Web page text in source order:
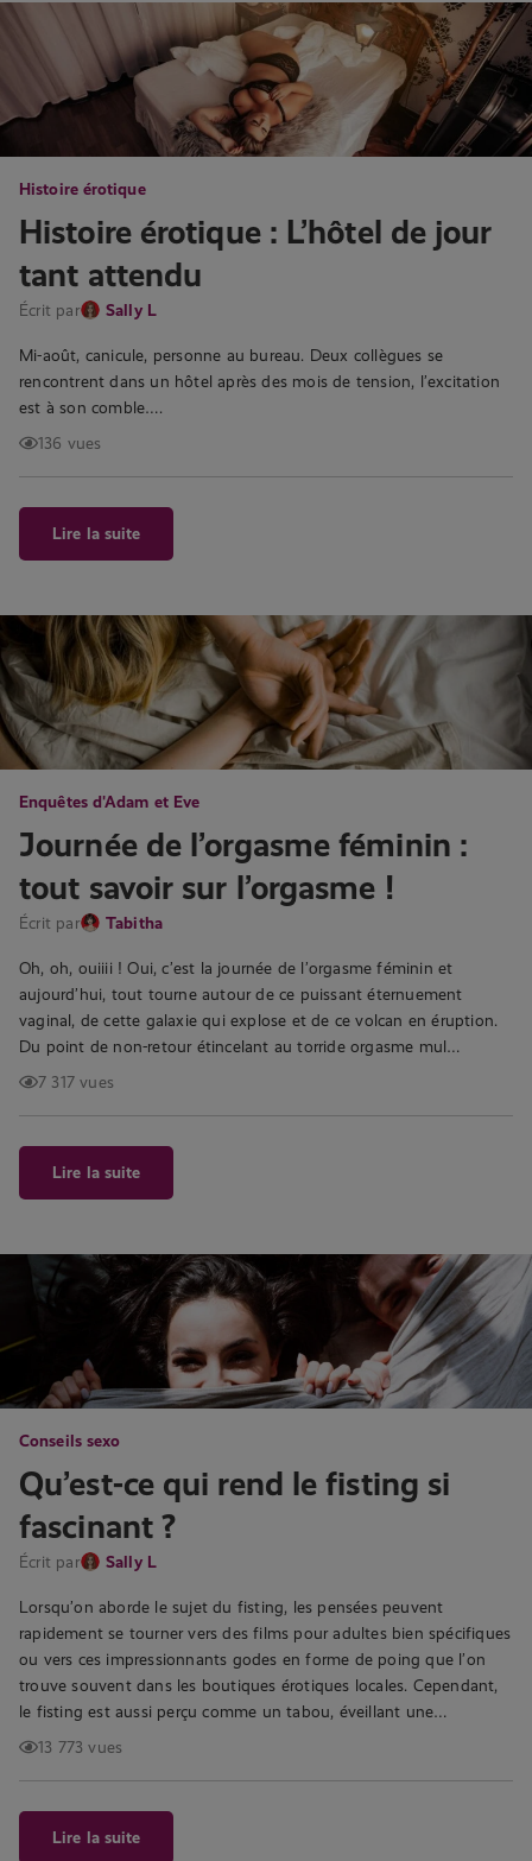
Histoire érotique
Histoire érotique : L’hôtel de jour
tant attendu
Écrit par Sally L
Mi-août, canicule, personne au bureau. Deux collègues se
rencontrent dans un hôtel après des mois de tension, l’excitation
est à son comble….
136 vues
Lire la suite
Enquêtes d'Adam et Eve
Journée de l’orgasme féminin :
tout savoir sur l’orgasme !
Écrit par Tabitha
Oh, oh, ouiiii ! Oui, c’est la journée de l’orgasme féminin et
aujourd’hui, tout tourne autour de ce puissant éternuement
vaginal, de cette galaxie qui explose et de ce volcan en éruption.
Du point de non-retour étincelant au torride orgasme mul…
7 317 vues
Lire la suite
Conseils sexo
Qu’est-ce qui rend le fisting si
fascinant ?
Écrit par Sally L
Lorsqu’on aborde le sujet du fisting, les pensées peuvent
rapidement se tourner vers des films pour adultes bien spécifiques
ou vers ces impressionnants godes en forme de poing que l’on
trouve souvent dans les boutiques érotiques locales. Cependant,
le fisting est aussi perçu comme un tabou, éveillant une…
13 773 vues
Lire la suite